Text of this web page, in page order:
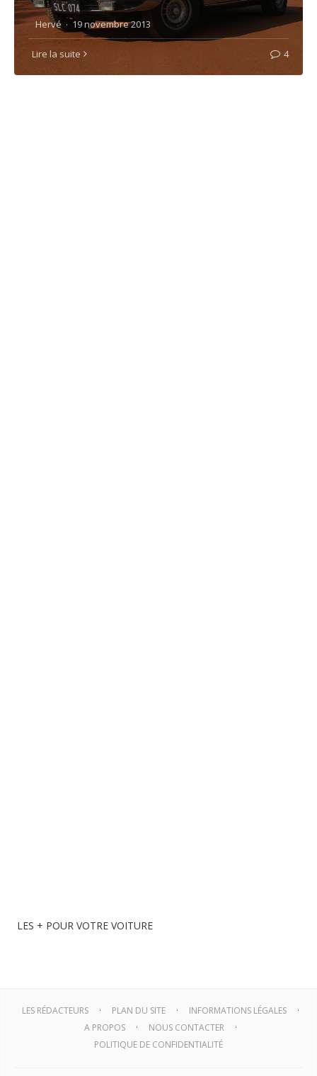
Hervé · 19 novembre 2013
Lire la suite 4
LES + POUR VOTRE VOITURE
LES RÉDACTEURS PLAN DU SITE
INFORMATIONS LÉGALES
A PROPOS
NOUS CONTACTER
POLITIQUE DE CONFIDENTIALITÉ